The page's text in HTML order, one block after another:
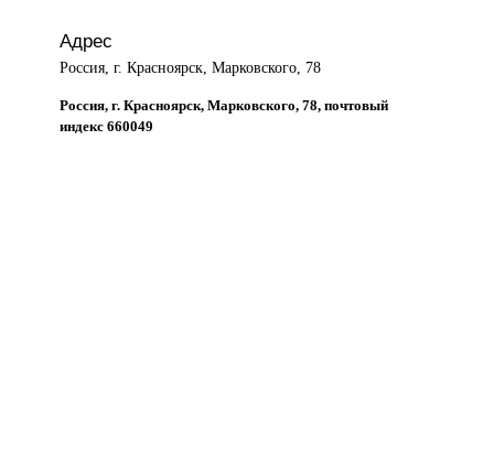
Адрес
Россия, г. Красноярск, Марковского, 78
Россия, г. Красноярск, Марковского, 78, почтовый
индекс 660049